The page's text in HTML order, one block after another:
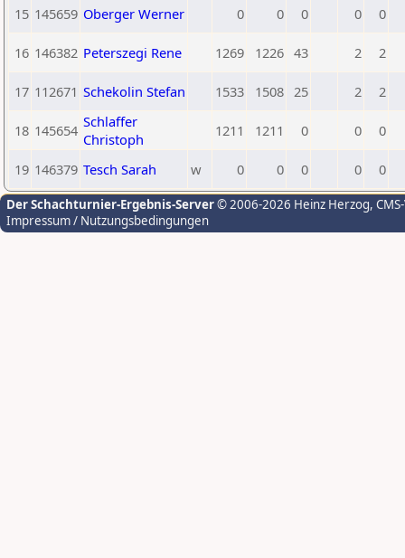
15 145659 Oberger Werner 0 0 0 0 0
16 146382 Peterszegi Rene 1269 1226 43 2 2
17 112671 Schekolin Stefan 1533 1508 25 2 2
18 145654 Schlaffer
Christoph
1211 1211 0 0 0
19 146379 Tesch Sarah w 0 0 0 0 0
Der Schachturnier-Ergebnis-Server© 2006-2026 Heinz Herzog,
Impressum / Nutzungsbedingungen